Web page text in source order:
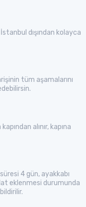
dışından kolayca
tüm aşamalarını
alınır, kapına
4 gün, ayakkabı
eklenmesi durumunda